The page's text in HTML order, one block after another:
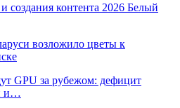
создания контента 2026 Белый
возложило цветы к
GPU за рубежом: дефицит
и…